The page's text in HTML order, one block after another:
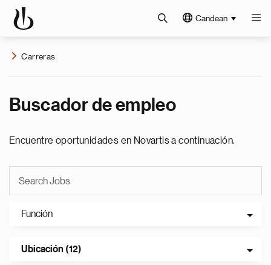
Candean
Carreras
Buscador de empleo
Encuentre oportunidades en Novartis a continuación.
Función
Ubicación (12)